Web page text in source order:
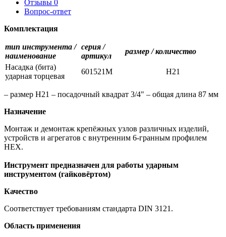
Отзывы 0
Вопрос-ответ
Комплектация
тип инструмента /
наименование
серия /
артикул
размер / количество
Насадка (бита)
ударная торцевая
601521M H21
– размер H21 – посадочный квадрат 3/4" – общая длина 87 мм
Назначение
Монтаж и демонтаж крепёжных узлов различных изделий,
устройств и агрегатов с внутренним 6-гранным профилем
HEX.
Инструмент предназначен для работы ударным
инструментом (гайковёртом)
Качество
Соответствует требованиям стандарта DIN 3121.
Область применения